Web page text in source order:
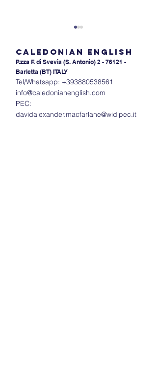
Padroneggiare l'ordine
degli aggettivi: Guida per
Caledonian English
P.zza F. di Svevia (S. Antonio) 2 - 76121 -
Barletta (BT) ITALY
Tel/Whatsapp: +393880538561
info@caledonianenglish.com
PEC:
davidalexander.macfarlane@widipec.it